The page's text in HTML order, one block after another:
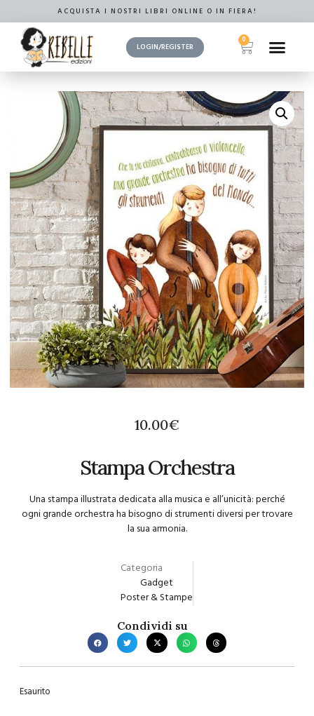
ACQUISTA I NOSTRI LIBRI ONLINE O IN FIERA!
LOGIN/REGISTER
0
10.00€
Stampa Orchestra
Una stampa illustrata dedicata alla musica e all’unicità: perché
ogni grande orchestra ha bisogno di strumenti diversi per trovare
la sua armonia.
Categoria
Gadget
Poster & Stampe
Condividi su
Esaurito